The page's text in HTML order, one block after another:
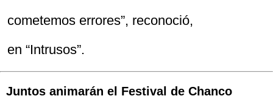
cometemos errores”, reconoció,
en “Intrusos”.
Juntos animarán el Festival de Chanco